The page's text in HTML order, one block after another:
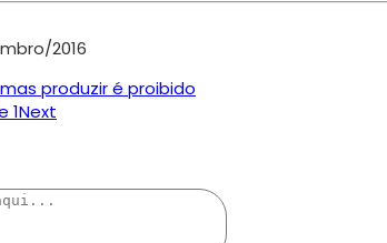
2016
produzir é proibido
1Next